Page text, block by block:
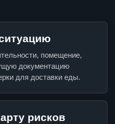
помещение,
документацию
для доставки еды.
рисков